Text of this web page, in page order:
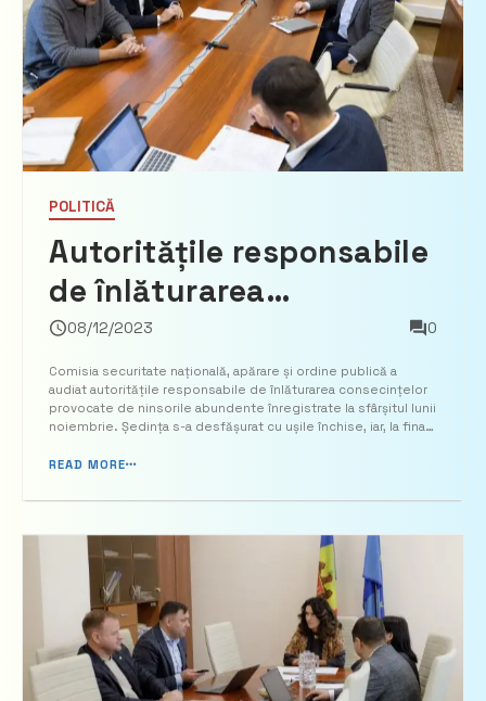
POLITICĂ
Autoritățile responsabile
de înlăturarea
consecințelor provocate
de ninsorilor de la
sfârșitul lunii noiembrie,
audiate la Parlament
08/12/2023 0
Comisia securitate națională, apărare și ordine publică a
audiat autoritățile responsabile de înlăturarea consecințelor
provocate de ninsorile abundente înregistrate la sfârșitul lunii
noiembrie. Ședința s-a desfășurat cu ușile închise, iar, la final,
publică, Lilian Carp, a făcut d...
READ MORE